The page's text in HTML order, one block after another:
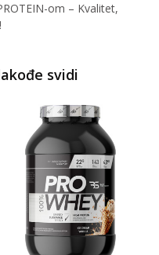
om – Kvalitet,
svidi